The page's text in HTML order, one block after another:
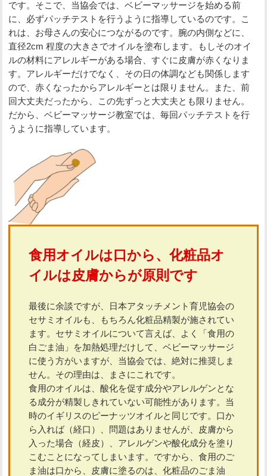
です。そこで、当協会では、ベビーマッサージを始める前
に、必ずパッチテストを行うように指導しているのです。こ
れは、お母さんの安心につながるのです。腕の内側などに、
直径2cm 程度の大きさでオイルを塗布します。もしそのオイ
ルの材料にアレルギーがある場合、すぐに皮膚が赤くなりま
す。アレルギーだけでなく、その日の体調なども関係します
ので、赤くなったからアレルギーとは限りません。また、前
回大丈夫だったから、この先ずっと大丈夫とも限りません。
だから、ベビーマッサージ教室では、毎回パッチテストを行
うように指導しています。
食用オイルは口から、化粧品オ
イルは皮膚からが原則です
最後に余談ですが、日本アタッチメント育児協会の
セサミオイルも、もちろん化粧品精製が施されてい
ます。セサミオイルについて言えば、よく「食用の
白ごま油」を加熱処理だけして、ベビーマッサージ
に使う方がいますが、当協会では、絶対に推奨しま
せん。その理由は、まさにこれです。
食用のオイルは、酸化を促す成分やアレルゲンとな
る成分が精製しきれていない可能性があります。当
時のイギリスのピーナッツオイルと同じです。口か
ら入れば（経口）、問題はありませんが、皮膚から
入った場合（経皮）、アレルゲンや酸化成分を塗り
こむことになってしまいます。ですから、食用のご
ま油は口から、皮膚に塗るのは、化粧品のごま油